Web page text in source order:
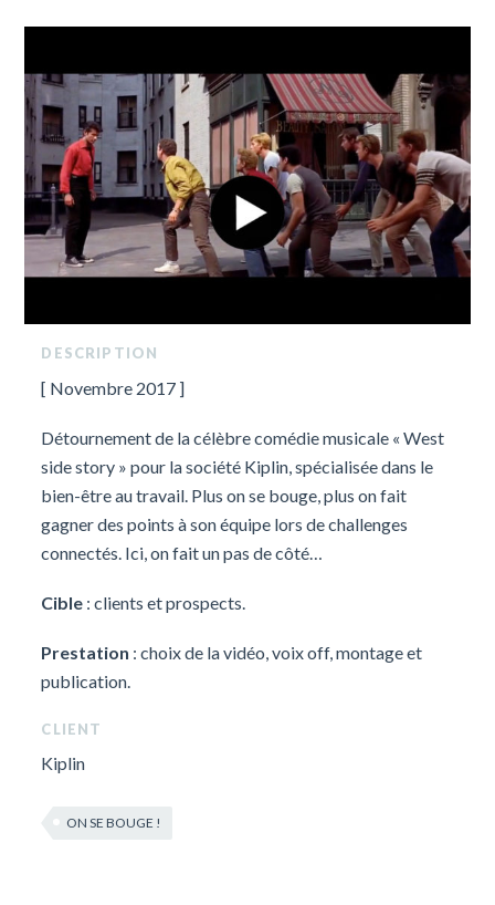
DESCRIPTION
[ Novembre 2017 ]
Détournement de la célèbre comédie musicale « West
side story » pour la société Kiplin, spécialisée dans le
bien-être au travail. Plus on se bouge, plus on fait
gagner des points à son équipe lors de challenges
connectés. Ici, on fait un pas de côté…
Cible : clients et prospects.
Prestation : choix de la vidéo, voix off, montage et
publication.
CLIENT
Kiplin
ON SE BOUGE !